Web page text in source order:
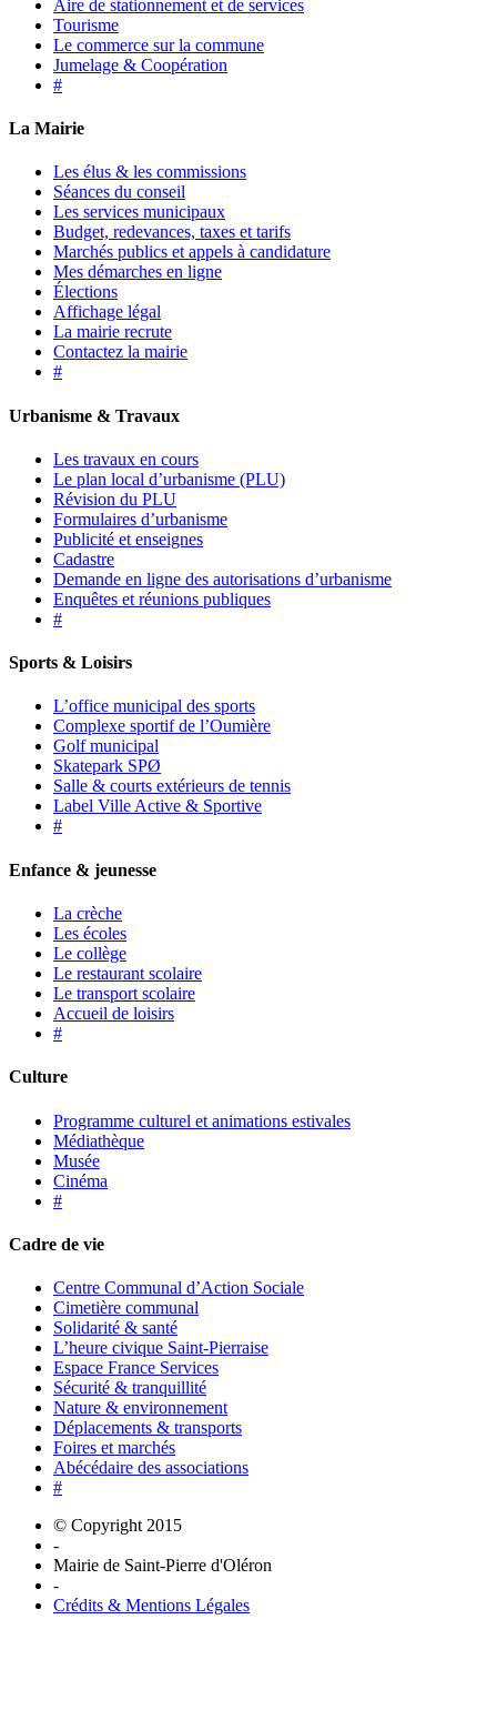
Aire de stationnement et de services
Tourisme
Le commerce sur la commune
Jumelage & Coopération
#
La Mairie
Les élus & les commissions
Séances du conseil
Les services municipaux
Budget, redevances, taxes et tarifs
Marchés publics et appels à candidature
Mes démarches en ligne
Élections
Affichage légal
La mairie recrute
Contactez la mairie
#
Urbanisme & Travaux
Les travaux en cours
Le plan local d’urbanisme (PLU)
Révision du PLU
Formulaires d’urbanisme
Publicité et enseignes
Cadastre
Demande en ligne des autorisations d’urbanisme
Enquêtes et réunions publiques
#
Sports & Loisirs
L’office municipal des sports
Complexe sportif de l’Oumière
Golf municipal
Skatepark SPØ
Salle & courts extérieurs de tennis
Label Ville Active & Sportive
#
Enfance & jeunesse
La crèche
Les écoles
Le collège
Le restaurant scolaire
Le transport scolaire
Accueil de loisirs
#
Culture
Programme culturel et animations estivales
Médiathèque
Musée
Cinéma
#
Cadre de vie
Centre Communal d’Action Sociale
Cimetière communal
Solidarité & santé
L’heure civique Saint-Pierraise
Espace France Services
Sécurité & tranquillité
Nature & environnement
Déplacements & transports
Foires et marchés
Abécédaire des associations
#
© Copyright 2015
-
Mairie de Saint-Pierre d'Oléron
-
Crédits & Mentions Légales